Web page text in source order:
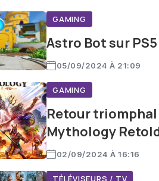
GAMING
Astro Bot sur
05/09/2024 À 21:09
GAMING
Retour triomphal
Mythology
02/09/2024 À 16:16
TÉLÉVISEURS / TV